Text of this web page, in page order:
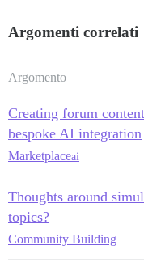
Argomenti correlati
Argomento
Creating forum
bespoke AI integration
Marketplaceai
Thoughts around
topics?
Community Building